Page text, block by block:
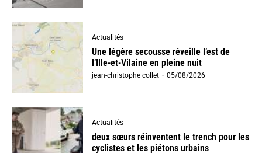
Actualités
Une légère secousse réveille l’est de
l’Ille-et-Vilaine en pleine nuit
jean-christophe collet - 05/08/2026
Actualités
deux sœurs réinventent le trench pour les
cyclistes et les piétons urbains